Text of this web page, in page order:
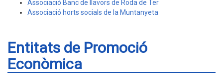
Associació Banc de llavors de Roda de Ter
Associació horts socials de la Muntanyeta
Entitats de Promoció
Econòmica